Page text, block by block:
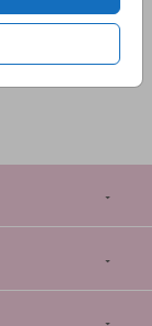
voor kaarten
cm (lengte) x